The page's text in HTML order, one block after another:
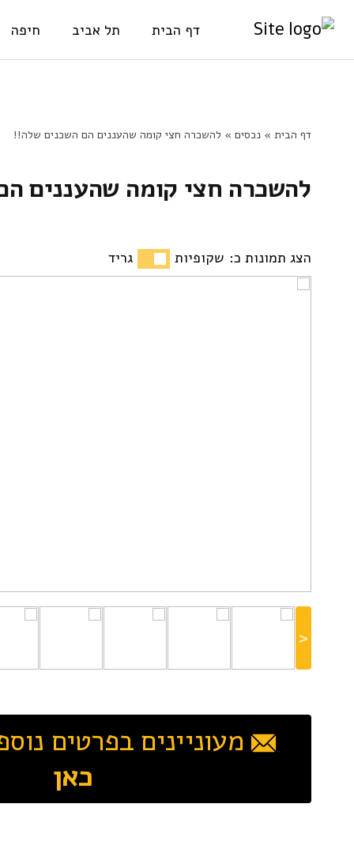
content
דף הבית תל אביב חיפה
דף הבית »נכסים » להשכרה חצי קומה שהעננים הם השכנים שלה!!
להשכרה חצי קומה שהעננים
הצג תמונות כ: שקופיות גריד
מעוניינים בפרטים
כאן